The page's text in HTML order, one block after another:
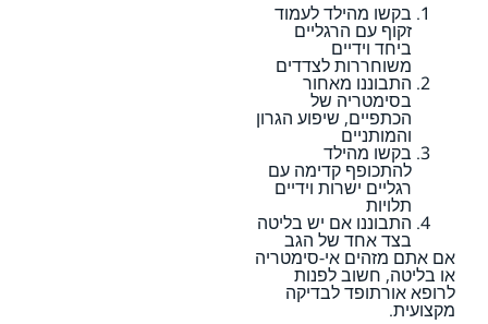
בקשו מהילד לעמוד
זקוף עם הרגליים
ביחד וידיים
משוחררות לצדדים
התבוננו מאחור
בסימטריה של
הכתפיים, שיפוע הגרון
והמותניים
בקשו מהילד
להתכופף קדימה עם
רגליים ישרות וידיים
תלויות
התבוננו אם יש בליטה
בצד אחד של הגב
אם אתם מזהים אי-סימטריה
או בליטה, חשוב לפנות
לרופא אורתופד לבדיקה
מקצועית.